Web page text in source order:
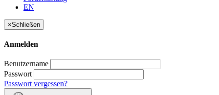
EN
×Schließen
Anmelden
Benutzername
Passwort
Passwort vergessen?